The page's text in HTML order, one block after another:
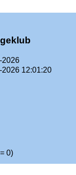
2026
2026 12:01:20
0)